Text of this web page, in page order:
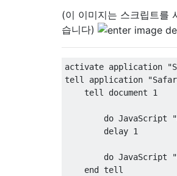
(이 이미지는 스크립트를
습니다)
activate application
tell application
    tell document 1
do JavaScript
        delay 1
do JavaScript
    end tell